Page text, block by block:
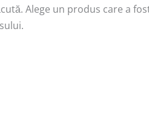
Alege un produs care a